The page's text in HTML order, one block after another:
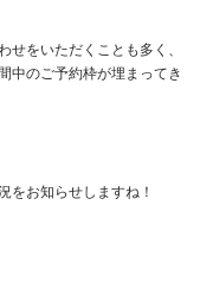
せをいただくことも多く、
中のご予約枠が埋まってき
をお知らせしますね！